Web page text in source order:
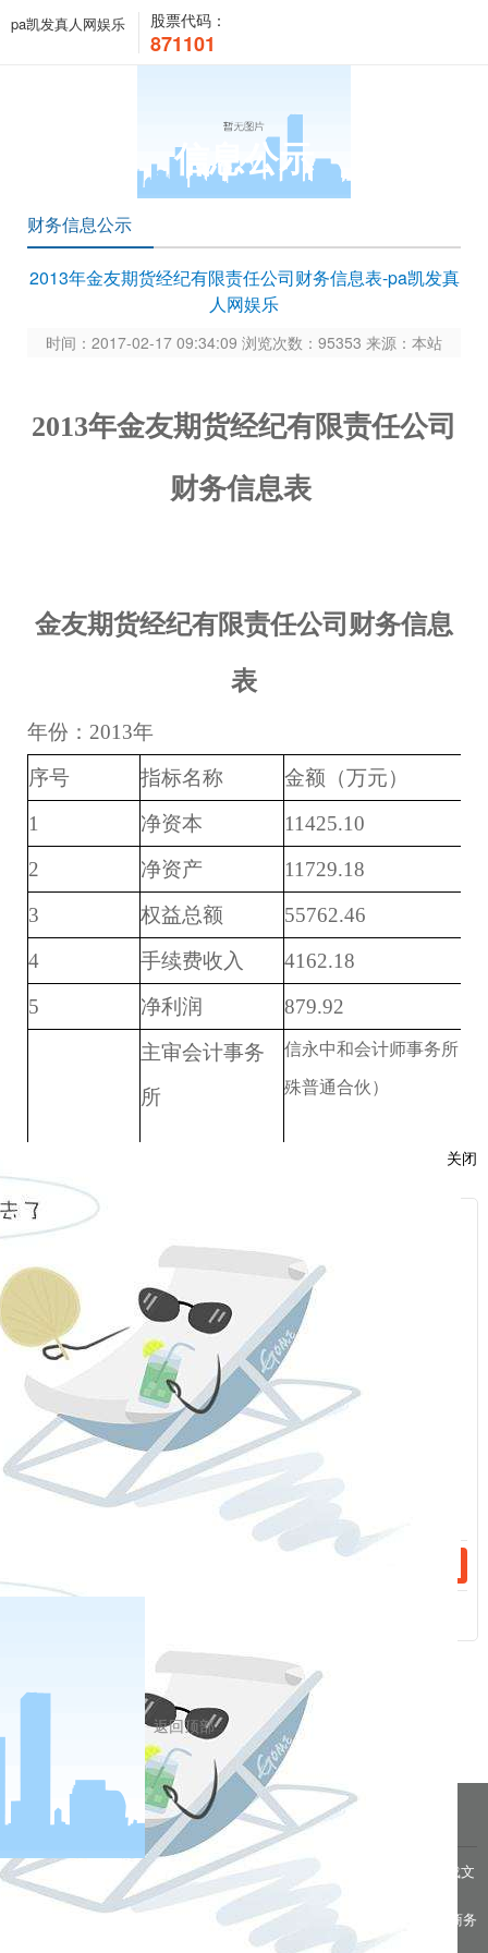
pa凯发真人网娱乐 股票代码：
871101
信息公示
财务信息公示
2013年金友期货经纪有限责任公司财务信息表-pa凯发真
人网娱乐
时间：2017-02-17 09:34:09 浏览次数：95353 来源：本站
2013年金友期货经纪有限责任公司
财务信息表
金友期货经纪有限责任公司财务信息
表
年份：2013年
序号
指标名称
金额（万元）
1
净资本
11425.10
2
净资产
11729.18
3
权益总额
55762.46
4
手续费收入
4162.18
5
净利润
879.92
主审会计事务
所
信永中和会计师事务所（
殊普通合伙）
审计意见类型
无保留意见
注：1.金额栏目保留2位小数点。
2.审计意见类型指无保留意见、保留意见、
否定意见和无法表示意见。
3.主审会计事务所当年发生变更请在说明栏
2022年福能期货股份有限公司财务信息表
2022-05-05
2021年福能期货股份有限公司财务信息表
pa凯发真人网娱乐的友情链接： | | |
|
|
pa凯发真人网娱乐 copyright © 2016 福能期货股份有限公司 本网站所载文
章和数据仅供参考，使用前务请核实，风险自负。
备案/许可证号： 本网站支持ipv6 地址：福州市鼓楼区五四路75号海西商务
大厦31层
关闭
：
：
返回顶部